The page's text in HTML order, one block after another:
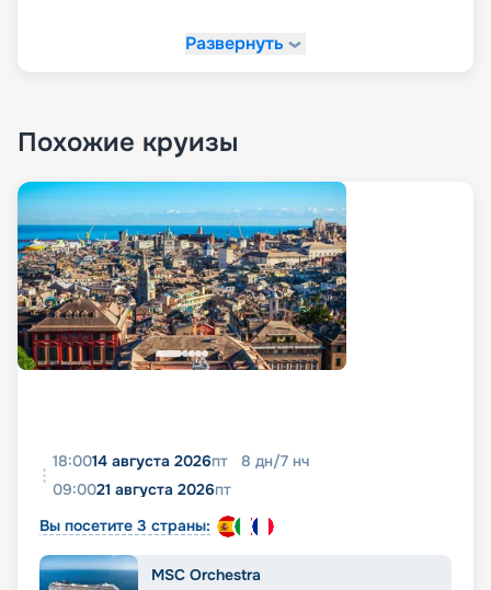
Развернуть
Похожие круизы
18:0014 августа 2026пт 8 дн/7 нч
09:0021 августа 2026пт
Вы посетите 3 страны:
MSC Orchestra